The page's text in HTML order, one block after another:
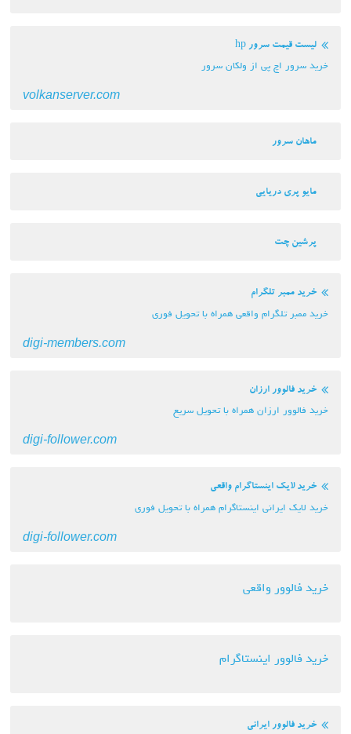
لیست قیمت سرور hp
خرید سرور اچ پی از ولکان سرور
volkanserver.com
ماهان سرور
مایو پری دریایی
پرشین چت
خرید ممبر تلگرام
خرید ممبر تلگرام واقعی همراه با تحویل فوری
digi-members.com
خرید فالوور ارزان
خرید فالوور ارزان همراه با تحویل سریع
digi-follower.com
خرید لایک اینستاگرام واقعی
خرید لایک ایرانی اینستاگرام همراه با تحویل فوری
digi-follower.com
خرید فالوور واقعی
خرید فالوور اینستاگرام
خرید فالوور ایرانی